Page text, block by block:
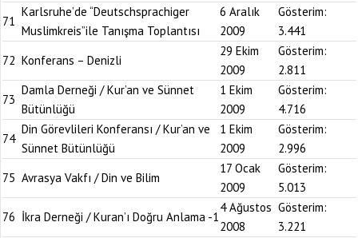
71
Karlsruhe’de “Deutschsprachiger
Muslimkreis”ile Tanışma Toplantısı
6 Aralık
2009
Gösterim:
3.441
72 Konferans – Denizli
29 Ekim
2009
Gösterim:
2.811
73
Damla Derneği / Kur’an ve Sünnet
Bütünlüğü
1 Ekim
2009
Gösterim:
4.716
74
Din Görevlileri Konferansı / Kur’an ve
Sünnet Bütünlüğü
1 Ekim
2009
Gösterim:
2.996
75 Avrasya Vakfı / Din ve Bilim
17 Ocak
2009
Gösterim:
5.013
76 İkra Derneği / Kuran’ı Doğru Anlama -1
4 Ağustos
2008
Gösterim:
3.221